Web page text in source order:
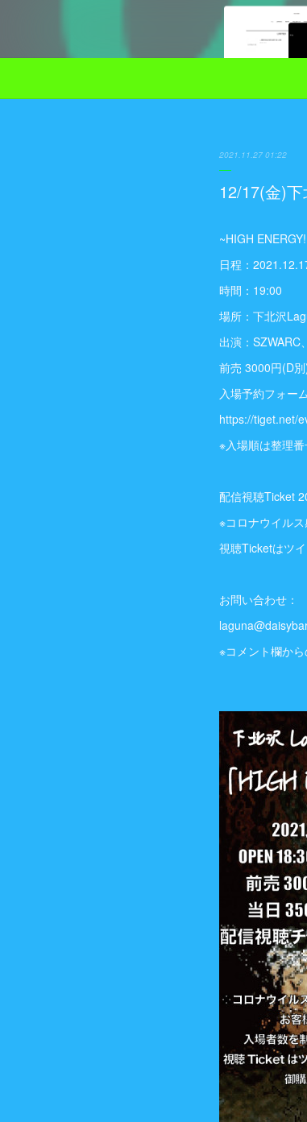
2021.11.27 01:22
12/17(金)
~HIGH
日程：
時間：19:00
場所：下北沢
出演：SZWARC
前売 3000円(D
入場予約フォー
https://tiget.net/
※入場順は整理番
配信視聴Ticket
※コロナウイル
視聴Ticketはツ
お問い合わせ：
※コメント欄から